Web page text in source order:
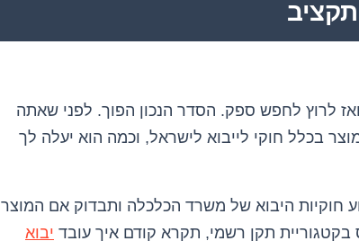
לרוץ לחפש ספק. הסדר הנכון הפוך. לפני שאתה
בכלל חוקי לייבוא לישראל, וכמה הוא יעלה לך
חוקיות היבוא של משרד הכלכלה ותבדוק אם המוצר
בקטגוריית תקן רשמי, תקרא קודם איך עובד יבוא